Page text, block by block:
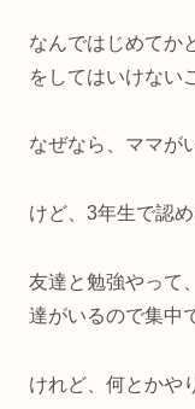
なんではじめてか
をしてはいけない
なぜなら、ママが
けど、3年生で認
友達と勉強やって
達がいるので集中
けれど、何とかや